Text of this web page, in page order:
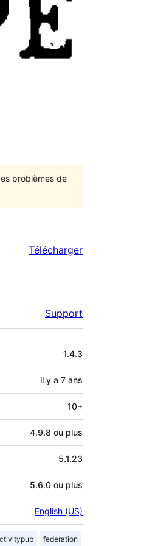
problèmes de
Télécharger
Support
1.4.3
il y a 7 ans
10+
4.9.8 ou plus
5.1.23
5.6.0 ou plus
English (US)
federation